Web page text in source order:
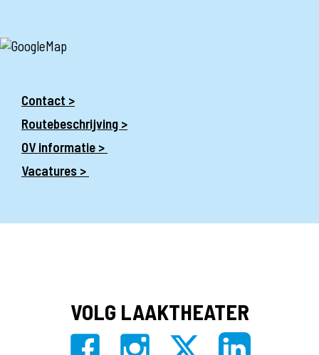
Contact >
Routebeschrijving >
OV informatie >
Vacatures >
VOLG LAAKTHEATER